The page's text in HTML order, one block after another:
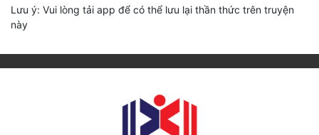
Lưu ý: Vui lòng tải app để có thể lưu lại thần thức trên truyện
này